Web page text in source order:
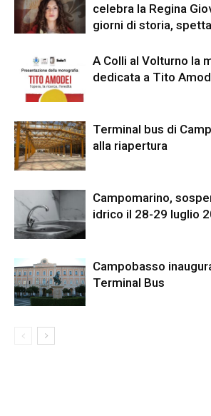
celebra la Regina
giorni di storia,
A Colli al Volturno la
dedicata a Tito
Terminal bus di
alla riapertura
Campomarino,
idrico il 28-29 luglio
Campobasso
Terminal Bus